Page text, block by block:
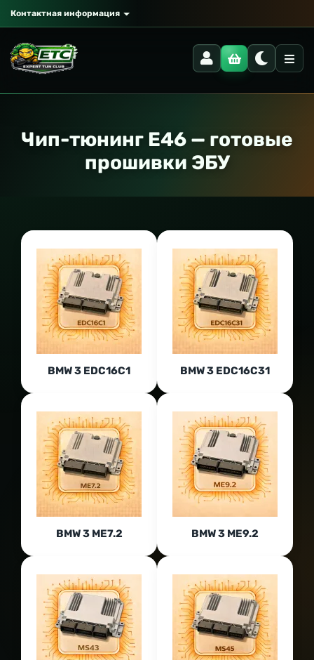
Контактная информация
Чип-тюнинг E46 — готовые
прошивки ЭБУ
BMW 3 EDC16C1 BMW 3 EDC16C31
BMW 3 ME7.2 BMW 3 ME9.2